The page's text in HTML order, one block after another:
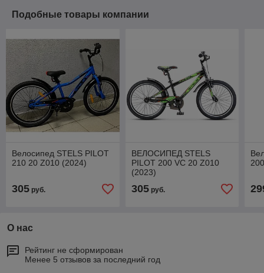
Подобные товары компании
Велосипед STELS PILOT
210 20 Z010 (2024)
305 руб.
ВЕЛОСИПЕД STELS
PILOT 200 VC 20 Z010
(2023)
305руб.
О нас
Рейтинг не сформирован
Менее 5 отзывов за последний год